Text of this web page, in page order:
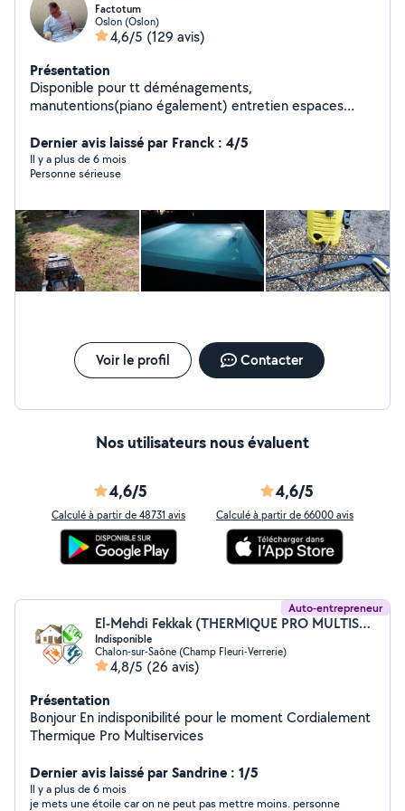
Factotum
Oslon (Oslon)
4,6/5 (129 avis)
Présentation
Disponible pour tt déménagements,
manutentions(piano également) entretien espaces
Dernier avis laissé par Franck : 4/5
Il y a plus de 6 mois
Personne sérieuse
Voir le profil Contacter
Nos utilisateurs nous évaluent
4,6/5
Calculé à partir de 48731 avis
4,6/5
Calculé à partir de 66000 avis
Auto-entrepreneur
El-Mehdi Fekkak (THERMIQUE PRO MULTISERVICES)
Indisponible
Chalon-sur-Saône (Champ Fleuri-Verrerie)
4,8/5 (26 avis)
Présentation
Bonjour En indisponibilité pour le moment Cordialement
Thermique Pro Multiservices
Dernier avis laissé par Sandrine : 1/5
Il y a plus de 6 mois
je mets une étoile car on ne peut pas mettre moins. personne